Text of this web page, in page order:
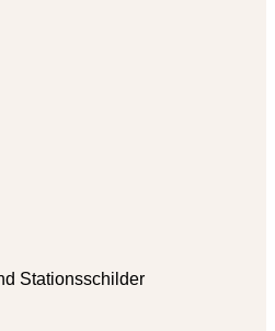
Stationsschilder